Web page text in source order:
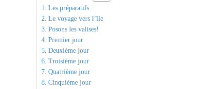
Les préparatifs
Le voyage vers l’île
Posons les valises!
Premier jour
Deuxième jour
Troisième jour
Quatrième jour
Cinquième jour